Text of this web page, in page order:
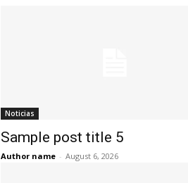
Noticias
Sample post title 5
Author name - August 6, 2026